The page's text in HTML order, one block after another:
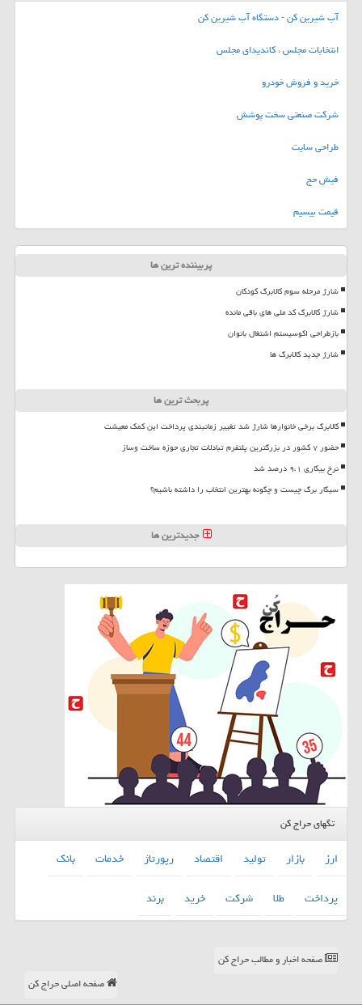
آب شیرین کن - دستگاه آب شیرین کن
انتخابات مجلس ، کاندیدای مجلس
خرید و فروش خودرو
شرکت صنعتی سخت پوشش
طراحی سایت
فیش حج
قیمت بیسیم
پربیننده ترین ها
شارژ مرحله سوم کالابرگ کودکان
شارژ کالابرگ کد ملی های باقی مانده
بازطراحی اکوسیستم اشتغال بانوان
شارژ جدید کالابرگ ها
پربحث ترین ها
کالابرگ برخی خانوارها شارژ شد تغییر زمانبندی پرداخت این کمک معیشت
حضور ۷ کشور در بزرگترین پلتفرم تبادلات تجاری حوزه ساخت وساز
نرخ بیکاری ۹،۱ درصد شد
سیگار برگ چیست و چگونه بهترین انتخاب را داشته باشیم؟
جدیدترین ها
تگهای حراج کن
ارز بازار تولید اقتصاد رپورتاژ خدمات
بانك
پرداخت
طلا شركت خرید برند
صفحه اخبار و مطالب حراج کن
صفحه اصلی حراج کن